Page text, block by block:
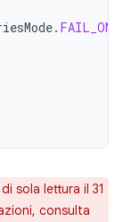
.
sola lettura il 31
consulta